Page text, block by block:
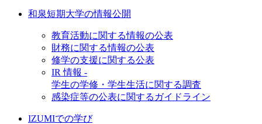
和泉短期大学の情報公開
教育活動に関する情報の公表
財務に関する情報の公表
修学の支援に関する公表
IR 情報 -
学生の学修・学生生活に関する調査
感染症等の公表に関するガイドライン
IZUMIでの学び